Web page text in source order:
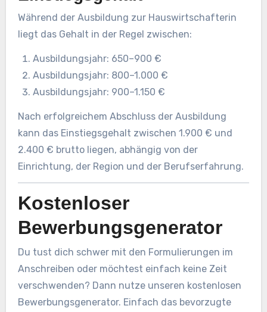
Während der Ausbildung zur Hauswirtschafterin
liegt das Gehalt in der Regel zwischen:
Ausbildungsjahr: 650–900 €
Ausbildungsjahr: 800–1.000 €
Ausbildungsjahr: 900–1.150 €
Nach erfolgreichem Abschluss der Ausbildung
kann das Einstiegsgehalt zwischen 1.900 € und
2.400 € brutto liegen, abhängig von der
Einrichtung, der Region und der Berufserfahrung.
Kostenloser
Bewerbungsgenerator
Du tust dich schwer mit den Formulierungen im
Anschreiben oder möchtest einfach keine Zeit
verschwenden? Dann nutze unseren kostenlosen
Bewerbungsgenerator. Einfach das bevorzugte